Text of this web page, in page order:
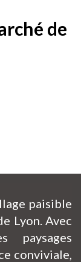
de
paisible
Lyon. Avec
paysages
conviviale,